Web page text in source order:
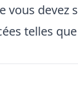
vous
telles